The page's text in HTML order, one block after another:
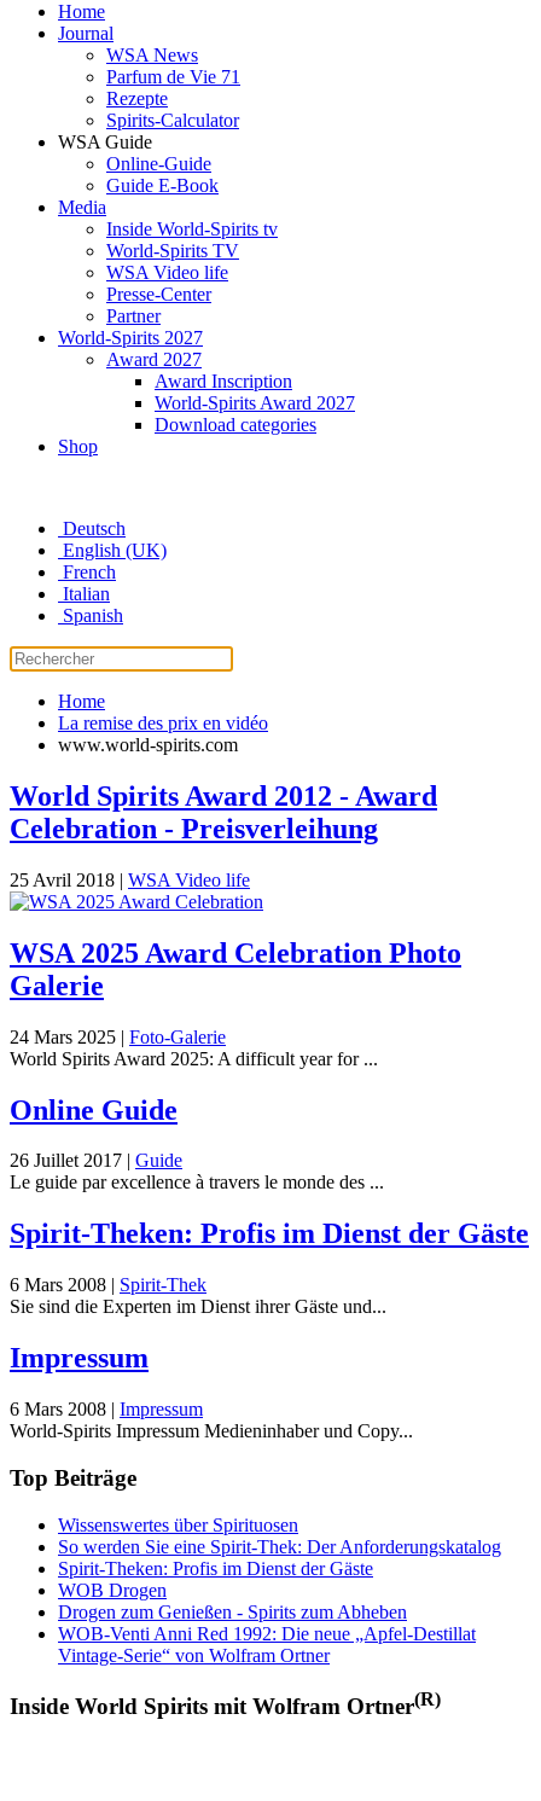
Home
Journal
WSA News
Parfum de Vie 71
Rezepte
Spirits-Calculator
WSA Guide
Online-Guide
Guide E-Book
Media
Inside World-Spirits tv
World-Spirits TV
WSA Video life
Presse-Center
Partner
World-Spirits 2027
Award 2027
Award Inscription
World-Spirits Award 2027
Download categories
Shop
Deutsch
English (UK)
French
Italian
Spanish
Home
La remise des prix en vidéo
www.world-spirits.com
World Spirits Award 2012 - Award
Celebration - Preisverleihung
25 Avril 2018 | WSA Video life
WSA 2025 Award Celebration Photo
Galerie
24 Mars 2025 | Foto-Galerie
World Spirits Award 2025: A difficult year for ...
Online Guide
26 Juillet 2017 | Guide
Le guide par excellence à travers le monde des ...
Spirit-Theken: Profis im Dienst der Gäste
6 Mars 2008 | Spirit-Thek
Sie sind die Experten im Dienst ihrer Gäste und...
Impressum
6 Mars 2008 | Impressum
World-Spirits Impressum Medieninhaber und Copy...
Top Beiträge
Wissenswertes über Spirituosen
So werden Sie eine Spirit-Thek: Der Anforderungskatalog
Spirit-Theken: Profis im Dienst der Gäste
WOB Drogen
Drogen zum Genießen - Spirits zum Abheben
WOB-Venti Anni Red 1992: Die neue „Apfel-Destillat
Vintage-Serie“ von Wolfram Ortner
Inside World Spirits mit Wolfram Ortner(R)